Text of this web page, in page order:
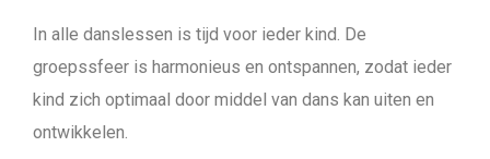
In alle danslessen is tijd voor ieder kind. De
groepssfeer is harmonieus en ontspannen, zodat ieder
kind zich optimaal door middel van dans kan uiten en
ontwikkelen.